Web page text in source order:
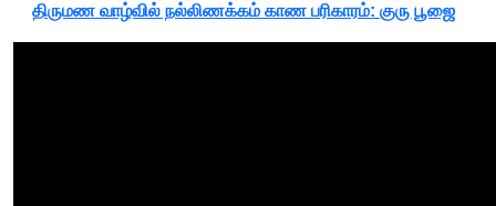
திருமண வாழ்வில் நல்லிணக்கம் காண பரிகாரம்: குரு பூஜை